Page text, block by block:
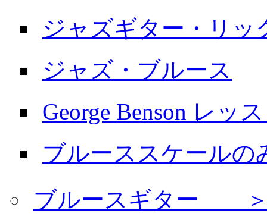
ジャズギター・リッ
ジャズ・ブルース
George Benson レッ
ブルーススケールの
ブルースギター ＞